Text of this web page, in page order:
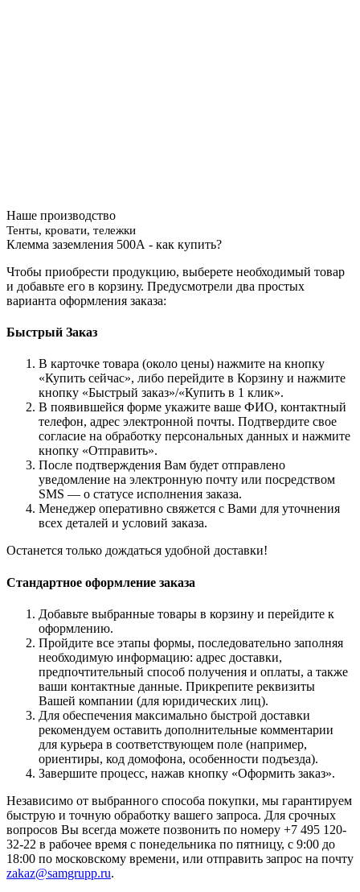
Наше производство
Тенты, кровати, тележки
Клемма заземления 500А - как купить?
Чтобы приобрести продукцию, выберете необходимый товар
и добавьте его в корзину. Предусмотрели два простых
варианта оформления заказа:
Быстрый Заказ
В карточке товара (около цены) нажмите на кнопку
«Купить сейчас», либо перейдите в Корзину и нажмите
кнопку «Быстрый заказ»/«Купить в 1 клик».
В появившейся форме укажите ваше ФИО, контактный
телефон, адрес электронной почты. Подтвердите свое
согласие на обработку персональных данных и нажмите
кнопку «Отправить».
После подтверждения Вам будет отправлено
уведомление на электронную почту или посредством
SMS — о статусе исполнения заказа.
Менеджер оперативно свяжется с Вами для уточнения
всех деталей и условий заказа.
Останется только дождаться удобной доставки!
Стандартное оформление заказа
Добавьте выбранные товары в корзину и перейдите к
оформлению.
Пройдите все этапы формы, последовательно заполняя
необходимую информацию: адрес доставки,
предпочтительный способ получения и оплаты, а также
ваши контактные данные. Прикрепите реквизиты
Вашей компании (для юридических лиц).
Для обеспечения максимально быстрой доставки
рекомендуем оставить дополнительные комментарии
для курьера в соответствующем поле (например,
ориентиры, код домофона, особенности подъезда).
Завершите процесс, нажав кнопку «Оформить заказ».
Независимо от выбранного способа покупки, мы гарантируем
быструю и точную обработку вашего запроса. Для срочных
вопросов Вы всегда можете позвонить по номеру +7 495 120-
32-22 в рабочее время с понедельника по пятницу, с 9:00 до
18:00 по московскому времени, или отправить запрос на почту
zakaz@samgrupp.ru.